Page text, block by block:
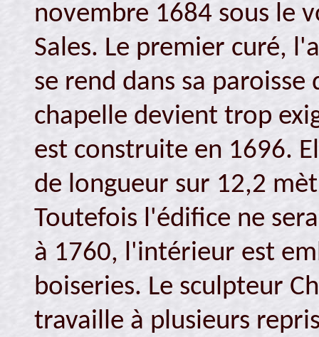
novembre 1684 sous le
Sales. Le premier curé,
se rend dans sa
chapelle devient trop
est construite en 1696.
de longueur sur 12,2
Toutefois l'édifice ne
à 1760, l'intérieur est
boiseries. Le sculpteur
travaille à plusieurs